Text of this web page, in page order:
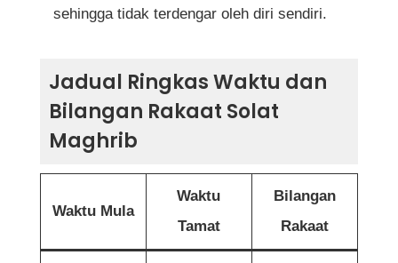
sehingga tidak terdengar oleh diri sendiri.
Jadual Ringkas Waktu dan
Bilangan Rakaat Solat
Maghrib
Waktu Mula
Waktu
Tamat
Bilangan
Rakaat